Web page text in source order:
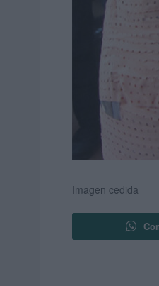
Imagen cedida